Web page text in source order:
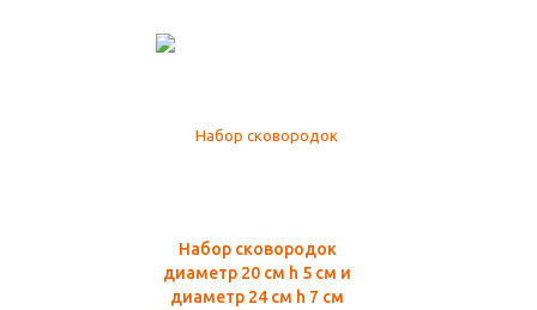
Набор сковородок
диаметр 20 см h 5 см и
диаметр 24 см h 7 см